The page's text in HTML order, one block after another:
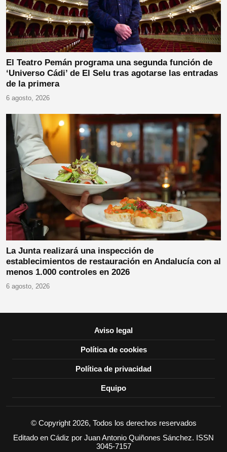
El Teatro Pemán programa una segunda función de
‘Universo Cádi’ de El Selu tras agotarse las entradas
de la primera
6 agosto, 2026
La Junta realizará una inspección de
establecimientos de restauración en Andalucía con al
menos 1.000 controles en 2026
6 agosto, 2026
Aviso legal
Política de cookies
Política de privacidad
Equipo
© Copyright 2026, Todos los derechos reservados
Editado en Cádiz por Juan Antonio Quiñones Sánchez. ISSN
3045-7157